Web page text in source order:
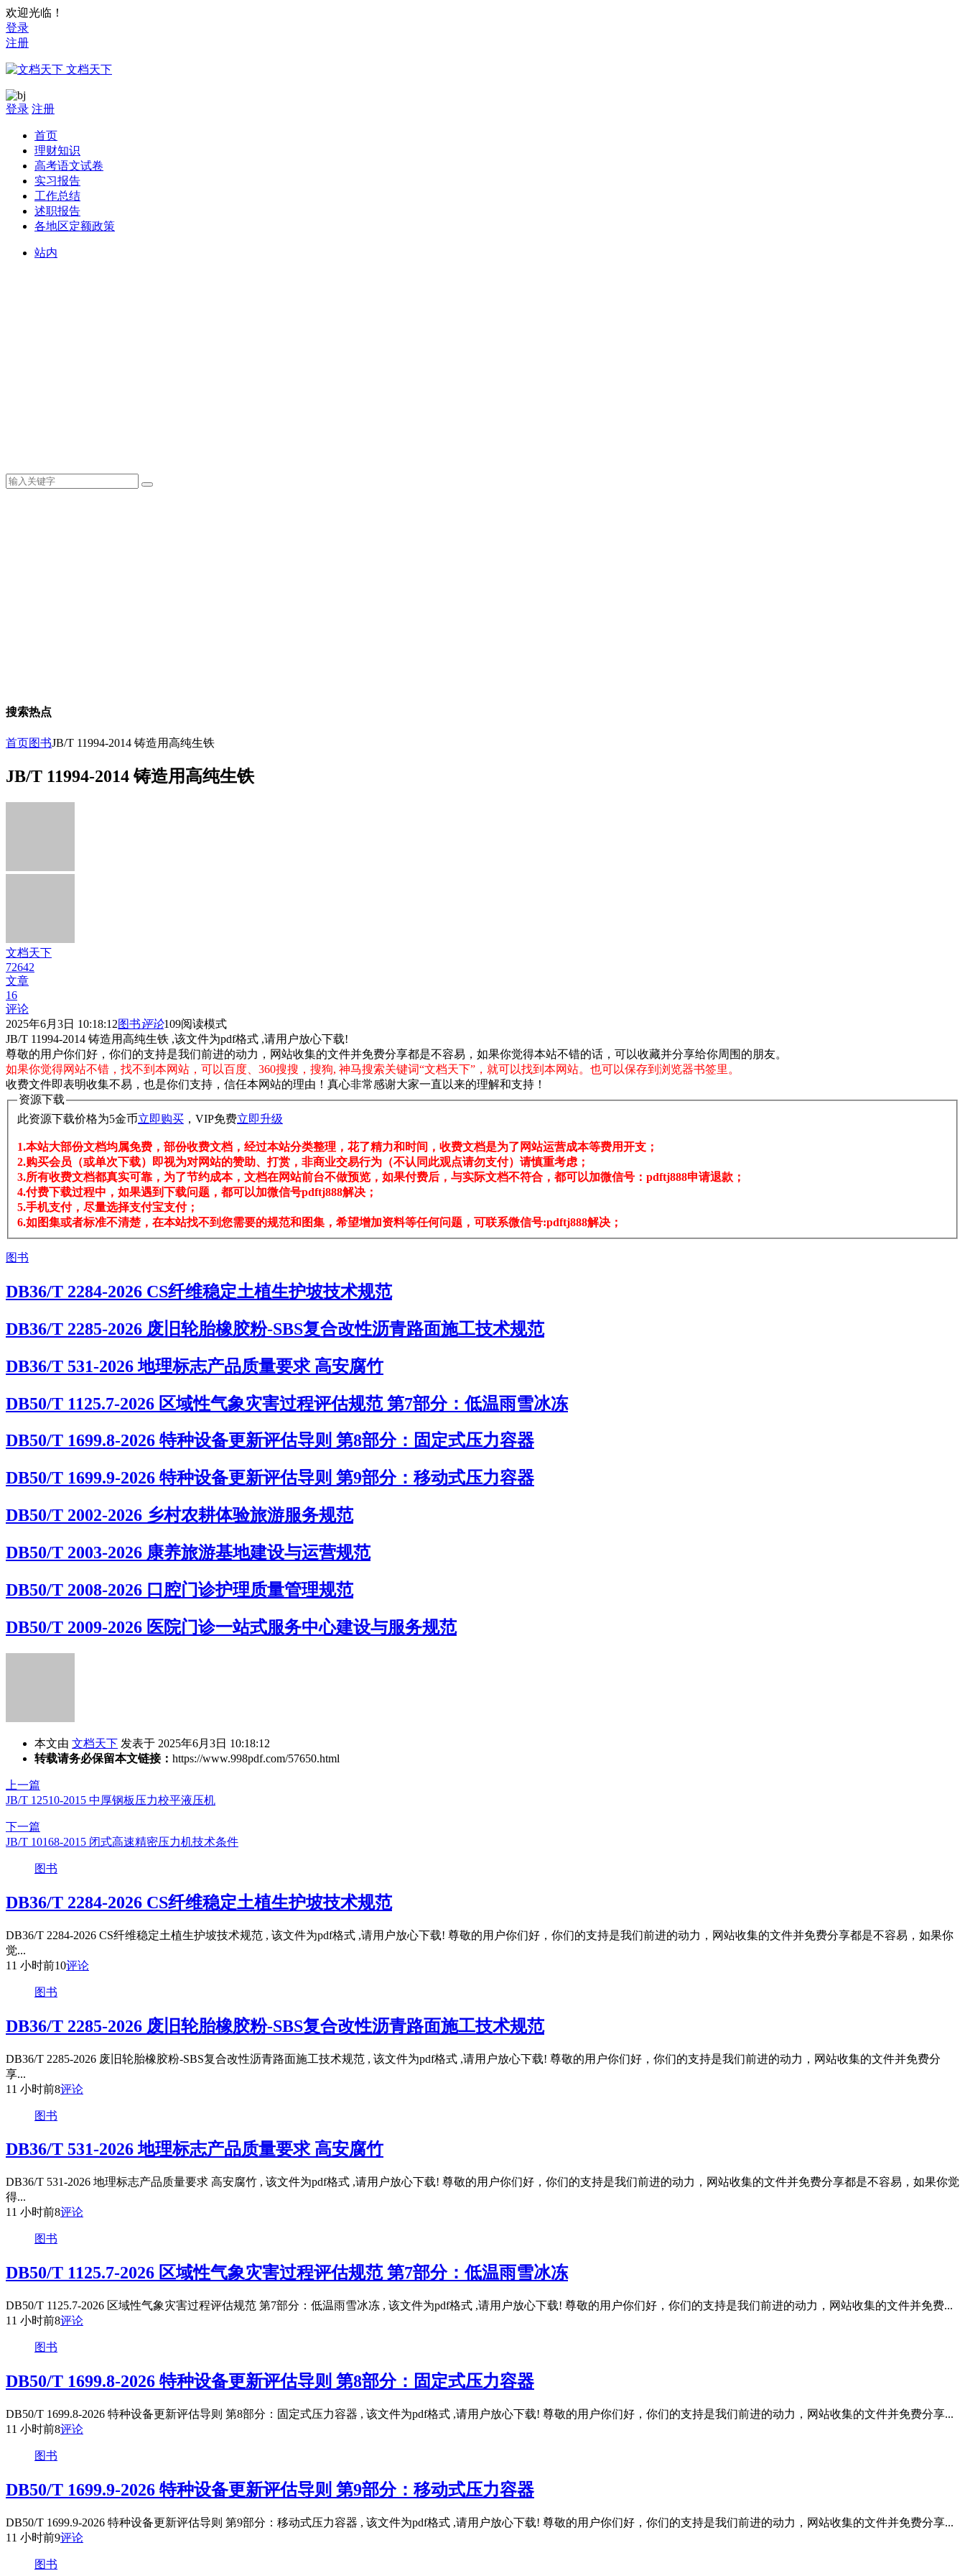
欢迎光临！
登录
注册
文档天下
登录 注册
首页
理财知识
高考语文试卷
实习报告
工作总结
述职报告
各地区定额政策
站内
搜索热点
首页图书JB/T 11994-2014 铸造用高纯生铁
JB/T 11994-2014 铸造用高纯生铁
文档天下
72642
文章
16
评论
2025年6月3日 10:18:12图书评论109阅读模式
JB/T 11994-2014 铸造用高纯生铁 ,该文件为pdf格式 ,请用户放心下载!
尊敬的用户你们好，你们的支持是我们前进的动力，网站收集的文件并免费分享都是不容易，如果你觉得本站不错的话，可以收藏并分享给你周围的朋友。
如果你觉得网站不错，找不到本网站，可以百度、360搜搜，搜狗, 神马搜索关键词“文档天下”，就可以找到本网站。也可以保存到浏览器书签里。
收费文件即表明收集不易，也是你们支持，信任本网站的理由！真心非常感谢大家一直以来的理解和支持！
资源下载
此资源下载价格为5金币立即购买 ，VIP免费立即升级
1.本站大部份文档均属免费，部份收费文档，经过本站分类整理，花了精力和时间，收费文档是为了网站运营成本等费用开支；
2.购买会员（或单次下载）即视为对网站的赞助、打赏，非商业交易行为（不认同此观点请勿支付）请慎重考虑；
3.所有收费文档都真实可靠，为了节约成本，文档在网站前台不做预览，如果付费后，与实际文档不符合，都可以加微信号：pdftj888申请退款；
4.付费下载过程中，如果遇到下载问题，都可以加微信号pdftj888解决；
5.手机支付，尽量选择支付宝支付；
6.如图集或者标准不清楚，在本站找不到您需要的规范和图集，希望增加资料等任何问题，可联系微信号:pdftj888解决；
图书
DB36/T 2284-2026 CS纤维稳定土植生护坡技术规范
DB36/T 2285-2026 废旧轮胎橡胶粉-SBS复合改性沥青路面施工技术规范
DB36/T 531-2026 地理标志产品质量要求 高安腐竹
DB50/T 1125.7-2026 区域性气象灾害过程评估规范 第7部分：低温雨雪冰冻
DB50/T 1699.8-2026 特种设备更新评估导则 第8部分：固定式压力容器
DB50/T 1699.9-2026 特种设备更新评估导则 第9部分：移动式压力容器
DB50/T 2002-2026 乡村农耕体验旅游服务规范
DB50/T 2003-2026 康养旅游基地建设与运营规范
DB50/T 2008-2026 口腔门诊护理质量管理规范
DB50/T 2009-2026 医院门诊一站式服务中心建设与服务规范
本文由 文档天下 发表于 2025年6月3日 10:18:12
转载请务必保留本文链接： https://www.998pdf.com/57650.html
上一篇
JB/T 12510-2015 中厚钢板压力校平液压机
下一篇
JB/T 10168-2015 闭式高速精密压力机技术条件
图书
DB36/T 2284-2026 CS纤维稳定土植生护坡技术规范
DB36/T 2284-2026 CS纤维稳定土植生护坡技术规范 , 该文件为pdf格式 ,请用户放心下载! 尊敬的用户你们好，你们的支持是我们前进的动力，网站收集的文件并免费分享都是不容易，如果你
觉...
11 小时前10评论
图书
DB36/T 2285-2026 废旧轮胎橡胶粉-SBS复合改性沥青路面施工技术规范
DB36/T 2285-2026 废旧轮胎橡胶粉-SBS复合改性沥青路面施工技术规范 , 该文件为pdf格式 ,请用户放心下载! 尊敬的用户你们好，你们的支持是我们前进的动力，网站收集的文件并免费分
享...
11 小时前8评论
图书
DB36/T 531-2026 地理标志产品质量要求 高安腐竹
DB36/T 531-2026 地理标志产品质量要求 高安腐竹 , 该文件为pdf格式 ,请用户放心下载! 尊敬的用户你们好，你们的支持是我们前进的动力，网站收集的文件并免费分享都是不容易，如果你觉
得...
11 小时前8评论
图书
DB50/T 1125.7-2026 区域性气象灾害过程评估规范 第7部分：低温雨雪冰冻
DB50/T 1125.7-2026 区域性气象灾害过程评估规范 第7部分：低温雨雪冰冻 , 该文件为pdf格式 ,请用户放心下载! 尊敬的用户你们好，你们的支持是我们前进的动力，网站收集的文件并免费...
11 小时前8评论
图书
DB50/T 1699.8-2026 特种设备更新评估导则 第8部分：固定式压力容器
DB50/T 1699.8-2026 特种设备更新评估导则 第8部分：固定式压力容器 , 该文件为pdf格式 ,请用户放心下载! 尊敬的用户你们好，你们的支持是我们前进的动力，网站收集的文件并免费分享...
11 小时前8评论
图书
DB50/T 1699.9-2026 特种设备更新评估导则 第9部分：移动式压力容器
DB50/T 1699.9-2026 特种设备更新评估导则 第9部分：移动式压力容器 , 该文件为pdf格式 ,请用户放心下载! 尊敬的用户你们好，你们的支持是我们前进的动力，网站收集的文件并免费分享...
11 小时前9评论
图书